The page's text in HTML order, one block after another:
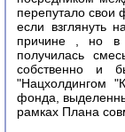
перепутало свои
если взглянуть
причине , но в
получилась
собственно и
"Нацхолдингом
фонда,
рамках Плана